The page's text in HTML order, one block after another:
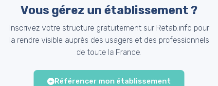
Vous gérez un établissement ?
Inscrivez votre structure gratuitement sur Retab.info pour
la rendre visible auprès des usagers et des professionnels
de toute la France.
Référencer mon établissement